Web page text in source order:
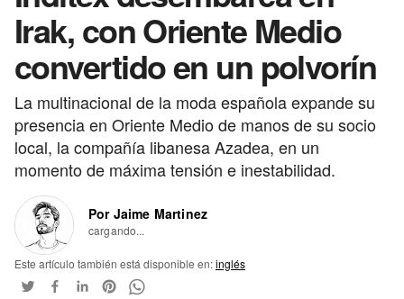
Irak, con Oriente Medio
convertido en un polvorín
La multinacional de la moda española expande su
presencia en Oriente Medio de manos de su socio
local, la compañía libanesa Azadea, en un
momento de máxima tensión e inestabilidad.
Por Jaime Martinez
cargando...
Este artículo también está disponible en:inglés